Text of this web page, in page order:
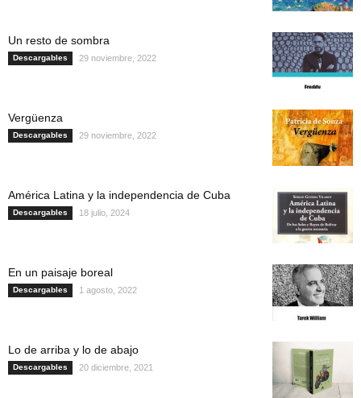
Un resto de sombra
Descargables 29 noviembre, 2022
Vergüenza
Descargables 29 noviembre, 2022
América Latina y la independencia de Cuba
Descargables 18 julio, 2024
En un paisaje boreal
Descargables 1 agosto, 2022
Lo de arriba y lo de abajo
Descargables 20 diciembre, 2021